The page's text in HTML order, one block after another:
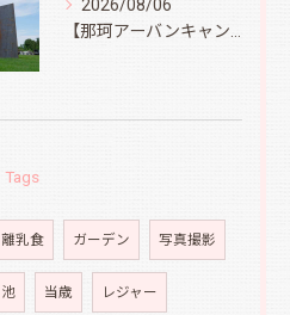
2026/08/06
【那珂アーバンキャンプフィールド】
Tags
離乳食 ガーデン 写真撮影
池 当歳 レジャー